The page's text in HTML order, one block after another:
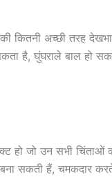
कितनी अच्छी तरह
है, घुंघराले बाल
हो जो उन सभी
सकती हैं, चमकदार